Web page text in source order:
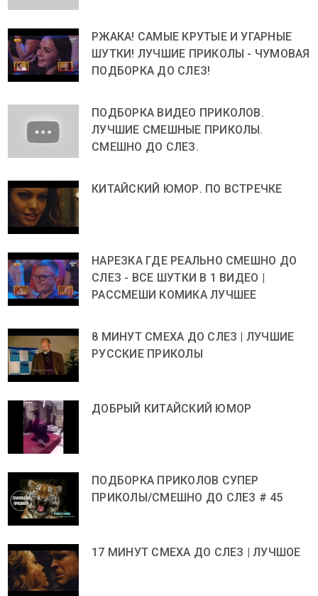
РЖАКА! САМЫЕ КРУТЫЕ И УГАРНЫЕ
ШУТКИ! ЛУЧШИЕ ПРИКОЛЫ - ЧУМОВАЯ
ПОДБОРКА ДО СЛЕЗ!
ПОДБОРКА ВИДЕО ПРИКОЛОВ.
ЛУЧШИЕ СМЕШНЫЕ ПРИКОЛЫ.
СМЕШНО ДО СЛЕЗ.
КИТАЙСКИЙ ЮМОР. ПО ВСТРЕЧКЕ
НАРЕЗКА ГДЕ РЕАЛЬНО СМЕШНО ДО
СЛЕЗ - ВСЕ ШУТКИ В 1 ВИДЕО |
РАССМЕШИ КОМИКА ЛУЧШЕЕ
8 МИНУТ СМЕХА ДО СЛЕЗ | ЛУЧШИЕ
РУССКИЕ ПРИКОЛЫ
ДОБРЫЙ КИТАЙСКИЙ ЮМОР
ПОДБОРКА ПРИКОЛОВ СУПЕР
ПРИКОЛЫ/СМЕШНО ДО СЛЕЗ # 45
17 МИНУТ СМЕХА ДО СЛЕЗ | ЛУЧШОЕ